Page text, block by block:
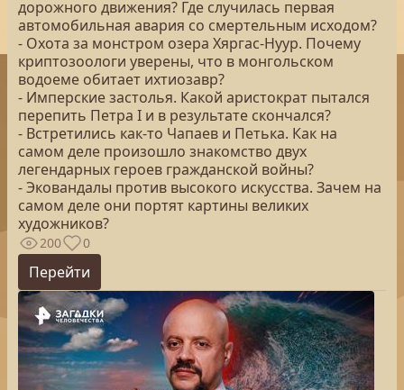
дорожного движения? Где случилась первая
автомобильная авария со смертельным исходом?
- Охота за монстром озера Хяргас-Нуур. Почему
криптозоологи уверены, что в монгольском
водоеме обитает ихтиозавр?
- Имперские застолья. Какой аристократ пытался
перепить Петра I и в результате скончался?
- Встретились как-то Чапаев и Петька. Как на
самом деле произошло знакомство двух
легендарных героев гражданской войны?
- Эковандалы против высокого искусства. Зачем на
самом деле они портят картины великих
художников?
200 0
Перейти